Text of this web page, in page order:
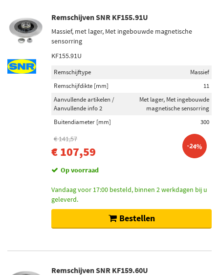
Remschijven SNR KF155.91U
Massief, met lager, Met ingebouwde magnetische
sensorring
KF155.91U
Remschijftype
Massief
Remschijfdikte [mm]
11
Aanvullende artikelen /
Aanvullende info 2
Met lager, Met ingebouwde
magnetische sensorring
Buitendiameter [mm]
300
€ 141,57
€ 107,59 -24%
Op voorraad
Vandaag voor 17:00 besteld, binnen 2 werkdagen bij u
geleverd.
Bestellen
Remschijven SNR KF159.60U